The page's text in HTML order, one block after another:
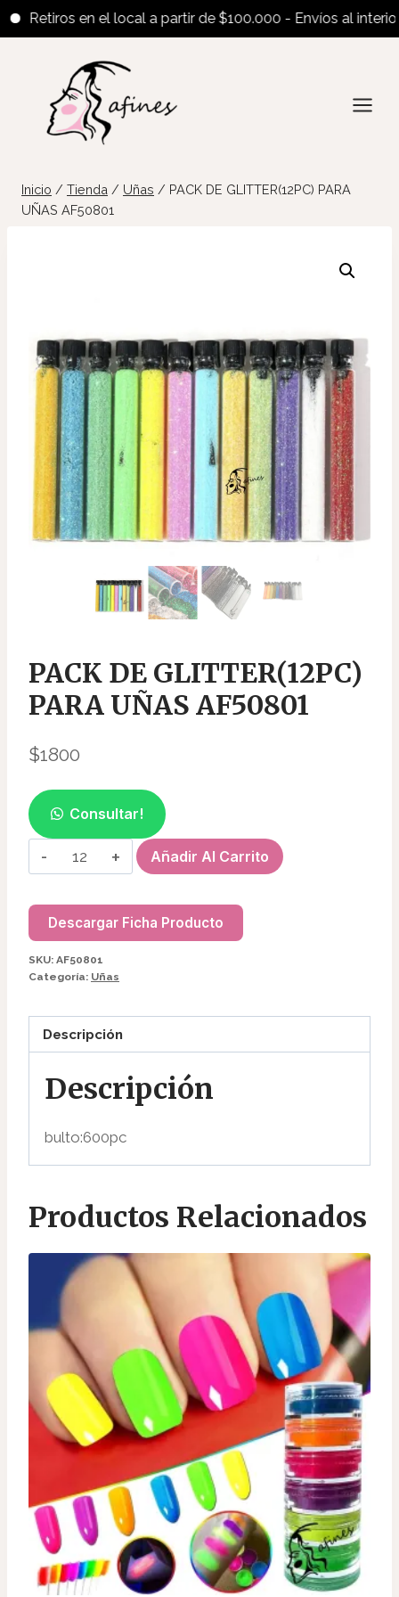
en el local a partir de $100.000 - Envíos al interior a
contenido
Inicio / Tienda / Uñas / PACK DE GLITTER(12PC) PARA
UÑAS AF50801
PACK DE GLITTER(12PC)
PARA UÑAS AF50801
$1800
Consultar!
PACK
DE
PARA
UÑAS
AF50801
Añadir Al Carrito
Descargar Ficha Producto
SKU: AF50801
Categoría: Uñas
Descripción
Descripción
bulto:600pc
Productos Relacionados